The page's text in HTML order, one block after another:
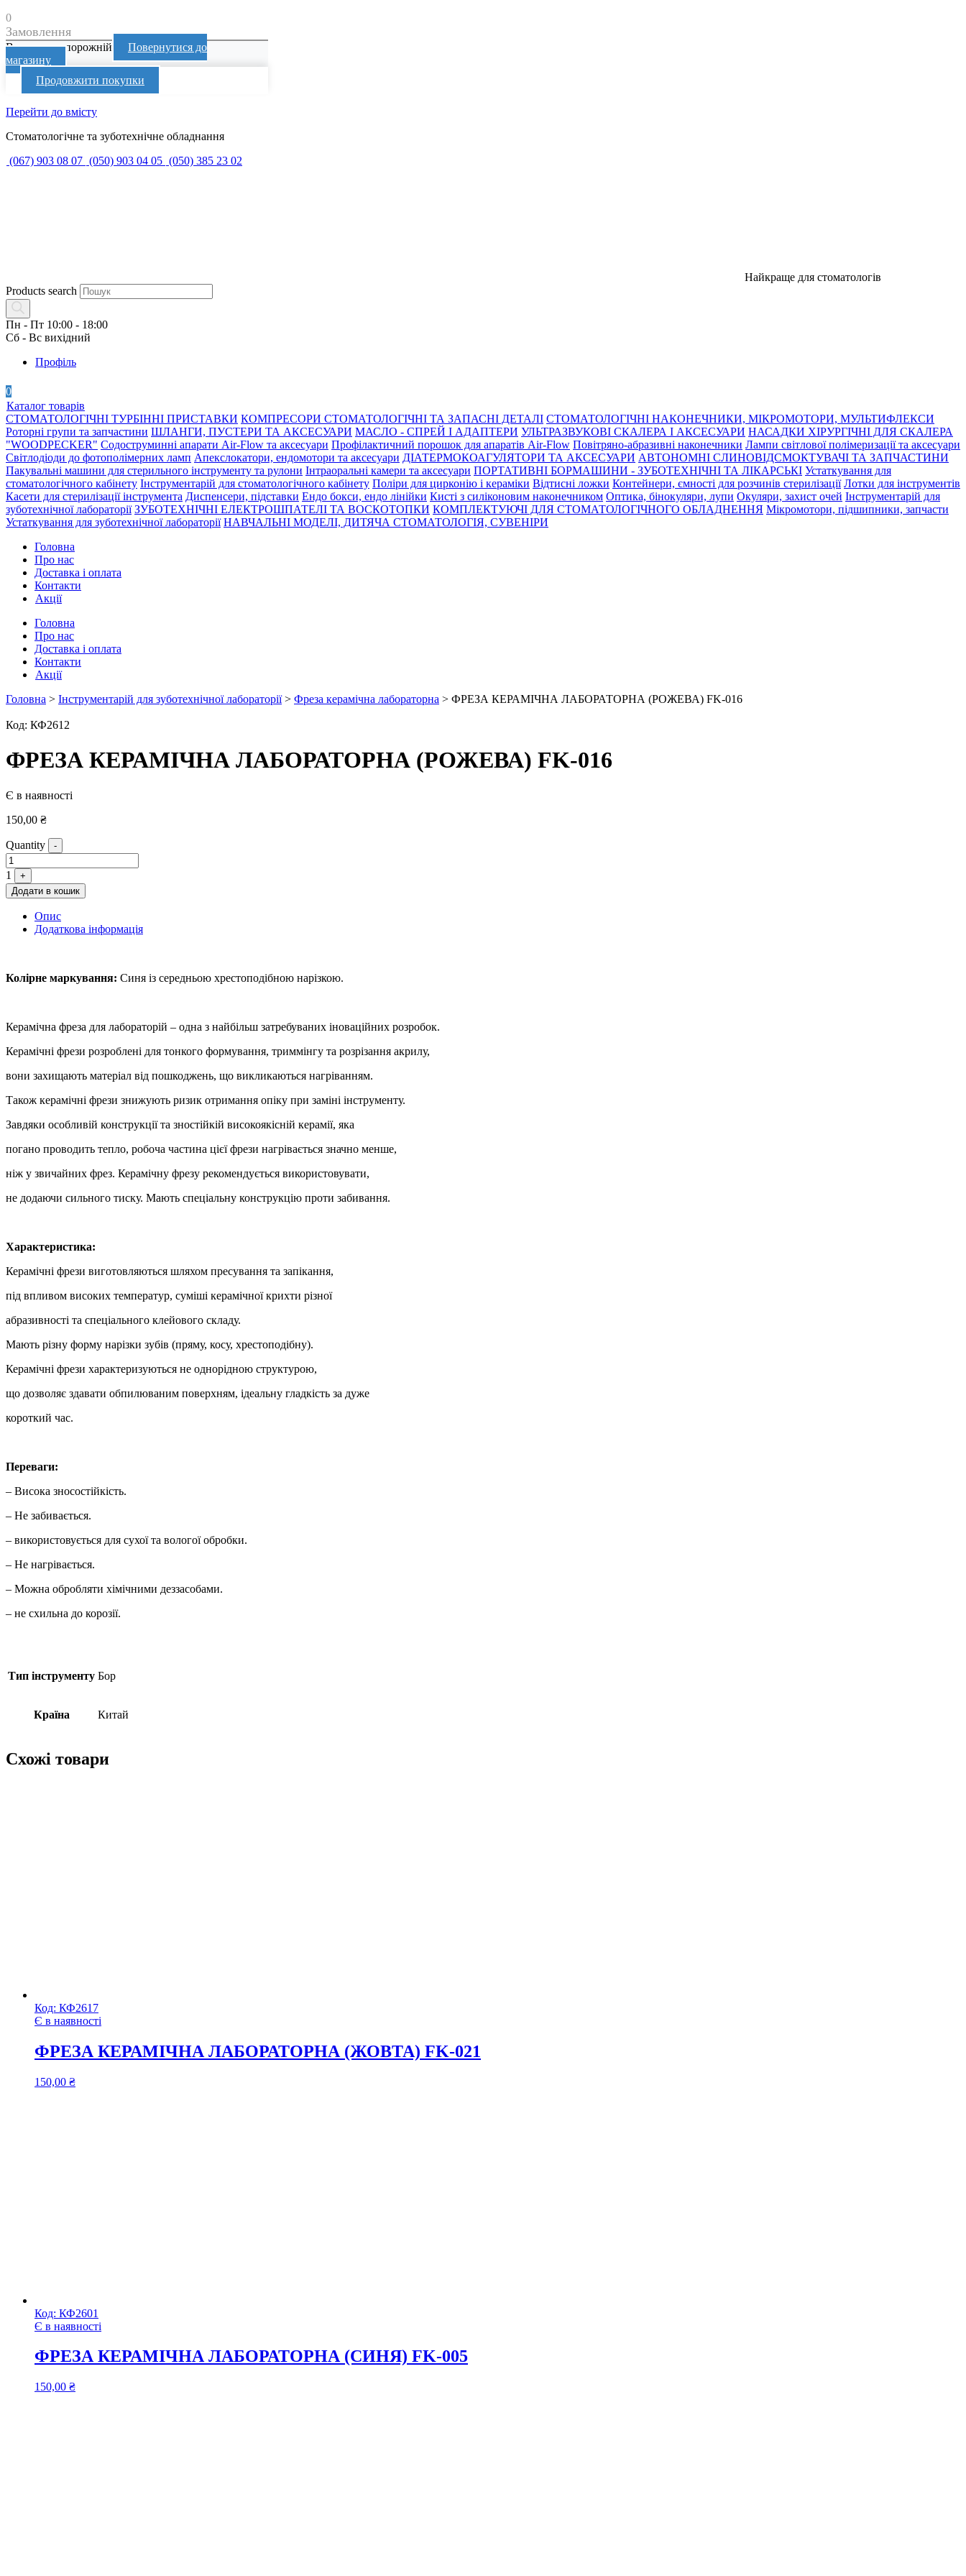
0
Замовлення
Ваш кошик порожній
Повернутися до
магазину
Продовжити покупки
Перейти до вмісту
Стоматологічне та зуботехнічне обладнання
(067) 903 08 07 (050) 903 04 05 (050) 385 23 02
Найкраще для стоматологів
Products search
Пн - Пт 10:00 - 18:00
Сб - Вс вихідний
Профіль
0
Каталог товарів
СТОМАТОЛОГІЧНІ ТУРБІННІ ПРИСТАВКИ КОМПРЕСОРИ СТОМАТОЛОГІЧНІ ТА ЗАПАСНІ ДЕТАЛІ СТОМАТОЛОГІЧНІ НАКОНЕЧНИКИ, МІКРОМОТОРИ, МУЛЬТИФЛЕКСИ
Роторні групи та запчастини ШЛАНГИ, ПУСТЕРИ ТА АКСЕСУАРИ МАСЛО - СПРЕЙ І АДАПТЕРИ УЛЬТРАЗВУКОВІ СКАЛЕРА І АКСЕСУАРИ НАСАДКИ ХІРУРГІЧНІ ДЛЯ СКАЛЕРА
"WOODPECKER" Содоструминні апарати Air-Flow та аксесуари Профілактичний порошок для апаратів Air-Flow Повітряно-абразивні наконечники Лампи світлової полімеризації та аксесуари
Світлодіоди до фотополімерних ламп Апекслокатори, ендомотори та аксесуари ДІАТЕРМОКОАГУЛЯТОРИ ТА АКСЕСУАРИ АВТОНОМНІ СЛИНОВІДСМОКТУВАЧІ ТА ЗАПЧАСТИНИ
Пакувальні машини для стерильного інструменту та рулони Інтраоральні камери та аксесуари ПОРТАТИВНІ БОРМАШИНИ - ЗУБОТЕХНІЧНІ ТА ЛІКАРСЬКІ Устаткування для
стоматологічного кабінету Інструментарій для стоматологічного кабінету Поліри для цирконію і кераміки Відтисні ложки Контейнери, ємності для розчинів стерилізації Лотки для інструментів
Касети для стерилізації інструмента Диспенсери, підставки Ендо бокси, ендо лінійки Кисті з силіконовим наконечником Оптика, бінокуляри, лупи Окуляри, захист очей Інструментарій для
зуботехнічної лабораторії ЗУБОТЕХНІЧНІ ЕЛЕКТРОШПАТЕЛІ ТА ВОСКОТОПКИ КОМПЛЕКТУЮЧІ ДЛЯ СТОМАТОЛОГІЧНОГО ОБЛАДНЕННЯ Мікромотори, підшипники, запчасти
Устаткування для зуботехнічної лабораторії НАВЧАЛЬНІ МОДЕЛІ, ДИТЯЧА СТОМАТОЛОГІЯ, СУВЕНІРИ
Головна
Про нас
Доставка і оплата
Контакти
Акції
Головна
Про нас
Доставка і оплата
Контакти
Акції
Головна > Інструментарій для зуботехнічної лабораторії> Фреза керамічна лабораторна > ФРЕЗА КЕРАМІЧНА ЛАБОРАТОРНА (РОЖЕВА) FK-016
Код: КФ2612
ФРЕЗА КЕРАМІЧНА ЛАБОРАТОРНА (РОЖЕВА) FK-016
Є в наявності
150,00 ₴
Quantity -
1
+
Додати в кошик
Опис
Додаткова інформація
Колірне маркування: Синя із середньою хрестоподібною нарізкою.
Керамічна фреза для лабораторій – одна з найбільш затребуваних іноваційних розробок.
Керамічні фрези розроблені для тонкого формування, триммінгу та розрізання акрилу,
вони захищають матеріал від пошкоджень, що викликаються нагріванням.
Також керамічні фрези знижують ризик отримання опіку при заміні інструменту.
Завдяки особливій конструкції та зностійкій високоякісній керамії, яка
погано проводить тепло, робоча частина цієї фрези нагрівається значно менше,
ніж у звичайних фрез. Керамічну фрезу рекомендується використовувати,
не додаючи сильного тиску. Мають спеціальну конструкцію проти забивання.
Характеристика:
Керамічні фрези виготовляються шляхом пресування та запікання,
під впливом високих температур, суміші керамічної крихти різної
абразивності та спеціального клейового складу.
Мають різну форму нарізки зубів (пряму, косу, хрестоподібну).
Керамічні фрези характеризуються не однорідною структурою,
що дозволяє здавати обпилюваним поверхням, ідеальну гладкість за дуже
короткий час.
Переваги:
– Висока зносостійкість.
– Не забивається.
– використовується для сухої та вологої обробки.
– Не нагрівається.
– Можна обробляти хімічними деззасобами.
– не схильна до корозії.
Тип інструменту Бор
Країна Китай
Схожі товари
Код: КФ2617
Є в наявності
ФРЕЗА КЕРАМІЧНА ЛАБОРАТОРНА (ЖОВТА) FK-021
150,00 ₴
Код: КФ2601
Є в наявності
ФРЕЗА КЕРАМІЧНА ЛАБОРАТОРНА (СИНЯ) FK-005
150,00 ₴